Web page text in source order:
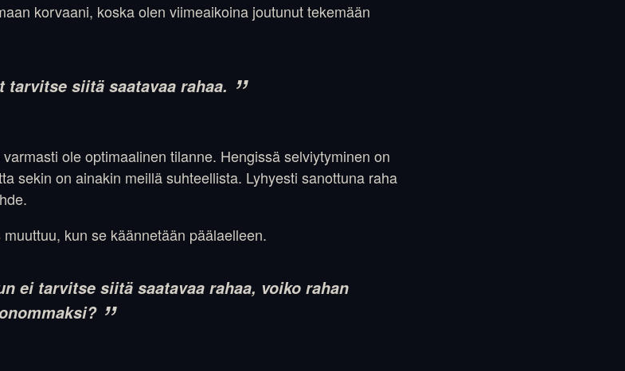
korvaani, koska olen viimeaikoina joutunut tekemään
tarvitse siitä saatavaa rahaa.
ole optimaalinen tilanne. Hengissä selviytyminen on
sekin on ainakin meillä suhteellista. Lyhyesti sanottuna raha
kun se käännetään päälaelleen.
ei tarvitse siitä saatavaa rahaa, voiko rahan